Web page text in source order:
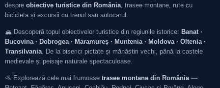
despre obiective turistice din România, trasee montane, rute cu
bicicleta și excursii cu trenul sau autocarul.
🏔️ Descoperă topul obiectivelor turistice din regiunile istorice: Banat ·
Bucovina · Dobrogea · Maramureș · Muntenia · Moldova · Oltenia ·
Transilvania. De la biserici pictate și mănăstiri vechi, până la castele
medievale și peisaje naturale spectaculoase.
🚵 Explorează cele mai frumoase trasee montane din România—